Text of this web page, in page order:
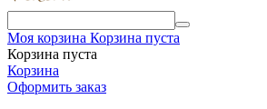
Моя корзина Корзина пуста
Корзина пуста
Корзина
Оформить заказ